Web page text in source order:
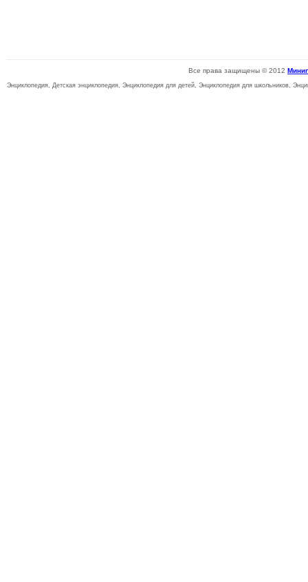
Все права защищены © 2012
Энциклопедия, Детская энциклопедия, Энциклопедия для детей, Энциклопедия для школьников,